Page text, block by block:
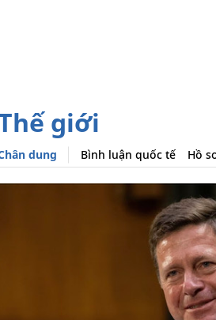
giới
Bình luận quốc tế
dung Hồ